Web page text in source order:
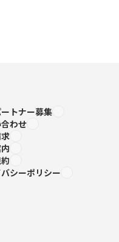
トナー募集
わせ
シーポリシー